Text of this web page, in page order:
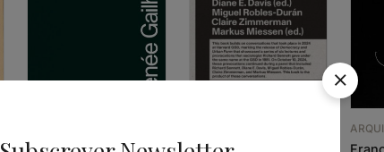
Renée Gailhoustet
ARQUITECTURA